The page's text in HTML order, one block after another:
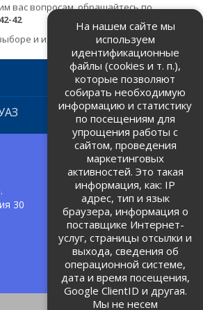
вас вопросам, обращайтесь по
42
и идентификации товара.
30
Телефоны:
+7 (812) 971-42-42
Политика об обработке и
защите персональных данных
Соглашение на обработку
персональных данных
На нашем сайте мы
используем
идентификационные
файлы (cookies и т. п.),
которые позволяют
собирать необходимую
информацию и статистику
по посещениям для
упрощения работы с
сайтом, проведения
маркетинговых
активностей. Это такая
информация, как: IP
адрес, тип и язык
браузера, информация о
поставщике Интернет-
услуг, страницы отсылки и
выхода, сведения об
операционной системе,
дата и время посещения,
Google ClientID и другая.
Мы не несем